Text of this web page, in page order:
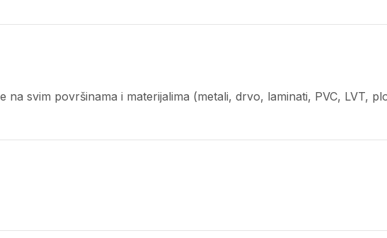
na svim površinama i materijalima (metali, drvo, laminati, PVC, LVT,